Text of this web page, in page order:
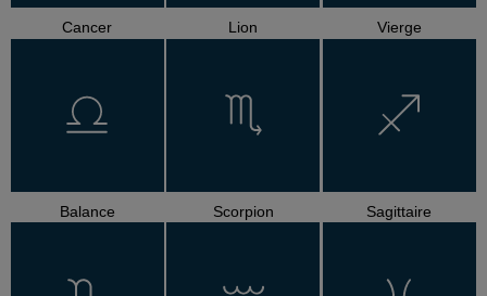
Cancer Lion Vierge
Balance Scorpion Sagittaire